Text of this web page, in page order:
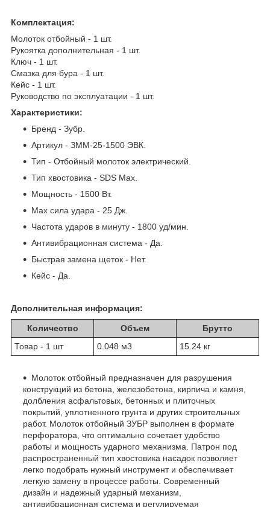
Комплектация:
Молоток отбойный - 1 шт.
Рукоятка дополнительная - 1 шт.
Ключ - 1 шт.
Смазка для бура - 1 шт.
Кейс - 1 шт.
Руководство по эксплуатации - 1 шт.
Характеристики:
Бренд - Зубр.
Артикул - ЗММ-25-1500 ЭВК.
Тип - Отбойный молоток электрический.
Тип хвостовика - SDS Max.
Мощность - 1500 Вт.
Мах сила удара - 25 Дж.
Частота ударов в минуту - 1800 уд/мин.
Антивибрационная система - Да.
Быстрая замена щеток - Нет.
Кейс - Да.
Дополнительная информация:
Количество Объем
Брутто
Товар - 1 шт
0.048 м3 15.24 кг
Молоток отбойный предназначен для разрушения
конструкций из бетона, железобетона, кирпича и камня,
долбления асфальтовых, бетонных и плиточных
покрытий, уплотненного грунта и других строительных
работ. Молоток отбойный ЗУБР выполнен в формате
перфоратора, что оптимально сочетает удобство
работы и мощность ударного механизма. Патрон под
распространенный тип хвостовика насадок позволяет
легко подобрать нужный инструмент и обеспечивает
легкую замену в процессе работы. Современный
дизайн и надежный ударный механизм,
антивибрационная система и регулируемая